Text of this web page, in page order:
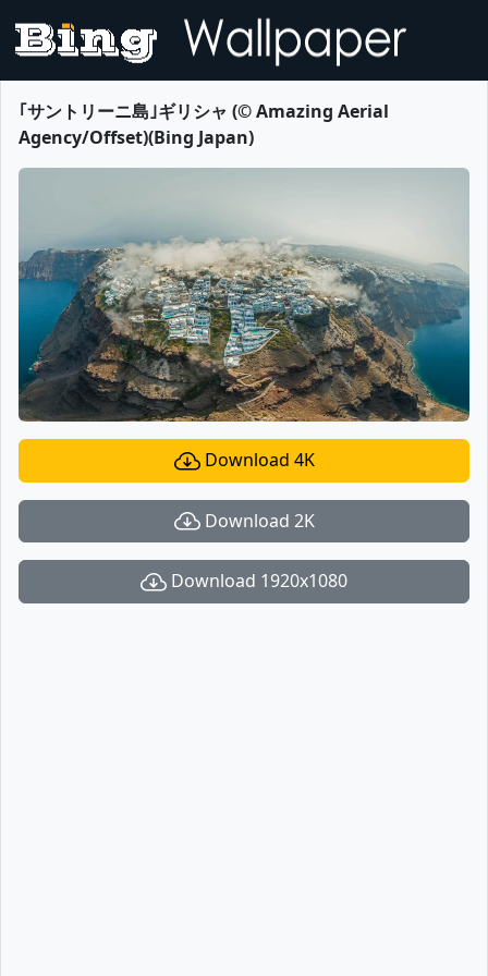
｢サントリーニ島｣ギリシャ (© Amazing Aerial
Agency/Offset)(Bing Japan)
Download 4K
Download 2K
Download 1920x1080